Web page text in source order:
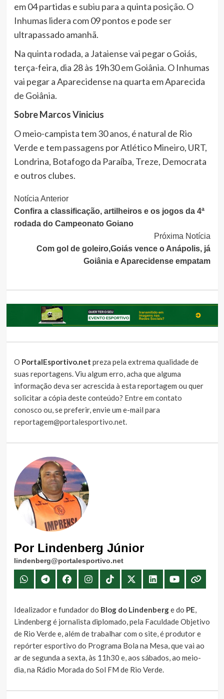
em 04 partidas e subiu para a quinta posição. O
Inhumas lidera com 09 pontos e pode ser
ultrapassado amanhã.
Na quinta rodada, a Jataiense vai pegar o Goiás,
terça-feira, dia 28 às 19h30 em Goiânia. O Inhumas
vai pegar a Aparecidense na quarta em Aparecida
de Goiânia.
Sobre Marcos Vinicius
O meio-campista tem 30 anos, é natural de Rio
Verde e tem passagens por Atlético Mineiro, URT,
Londrina, Botafogo da Paraíba, Treze, Democrata
e outros clubes.
Continue
Lendo
Notícia Anterior
Confira a classificação, artilheiros e os jogos da 4ª
rodada do Campeonato Goiano
Próxima Notícia
Com gol de goleiro,Goiás vence o Anápolis, já
Goiânia e Aparecidense empatam
O PortalEsportivo.net preza pela extrema qualidade de
suas reportagens. Viu algum erro, acha que alguma
informação deva ser acrescida à esta reportagem ou quer
solicitar a cópia deste conteúdo? Entre em contato
conosco ou, se preferir, envie um e-mail para
reportagem@portalesportivo.net.
Por Lindenberg Júnior
lindenberg@portalesportivo.net
Idealizador e fundador do Blog do Lindenberge do PE,
Lindenberg é jornalista diplomado, pela Faculdade Objetivo
de Rio Verde e, além de trabalhar com o site, é produtor e
repórter esportivo do Programa Bola na Mesa, que vai ao
ar de segunda a sexta, às 11h30 e, aos sábados, ao meio-
dia, na Rádio Morada do Sol FM de Rio Verde.